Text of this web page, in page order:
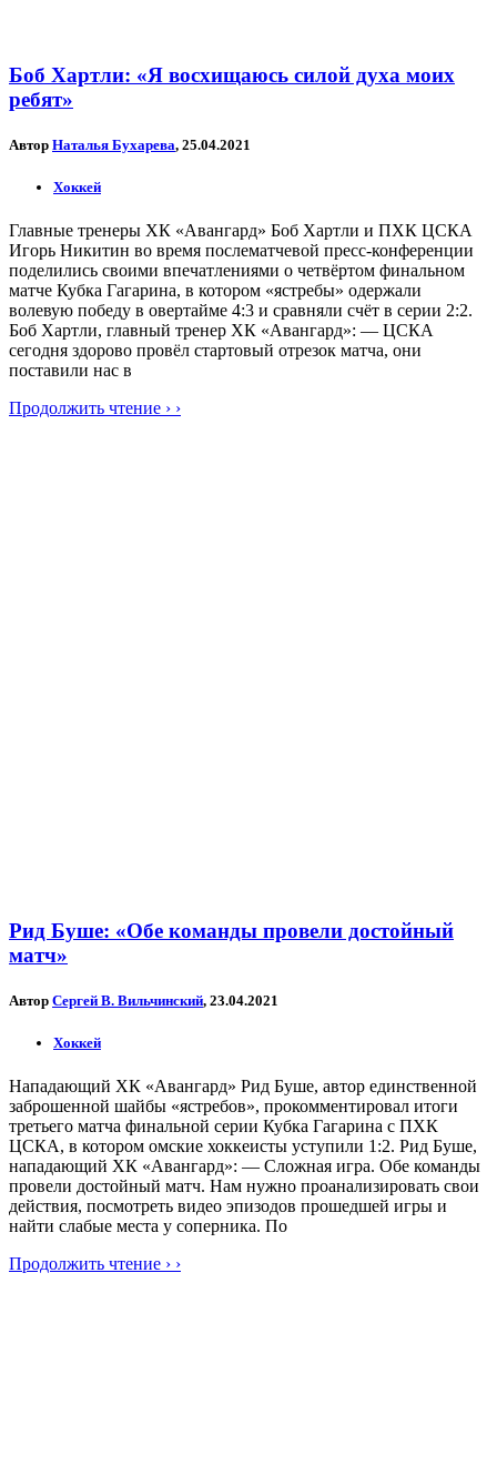
Боб Хартли: «Я восхищаюсь силой духа моих
ребят»
Автор Наталья Бухарева, 25.04.2021
Хоккей
Главные тренеры ХК «Авангард» Боб Хартли и ПХК ЦСКА
Игорь Никитин во время послематчевой пресс-конференции
поделились своими впечатлениями о четвёртом финальном
матче Кубка Гагарина, в котором «ястребы» одержали
волевую победу в овертайме 4:3 и сравняли счёт в серии 2:2.
Боб Хартли, главный тренер ХК «Авангард»: — ЦСКА
сегодня здорово провёл стартовый отрезок матча, они
поставили нас в
Продолжить чтение › ›
Рид Буше: «Обе команды провели достойный
матч»
Автор Сергей В. Вильчинский, 23.04.2021
Хоккей
Нападающий ХК «Авангард» Рид Буше, автор единственной
заброшенной шайбы «ястребов», прокомментировал итоги
третьего матча финальной серии Кубка Гагарина с ПХК
ЦСКА, в котором омские хоккеисты уступили 1:2. Рид Буше,
нападающий ХК «Авангард»: — Сложная игра. Обе команды
провели достойный матч. Нам нужно проанализировать свои
действия, посмотреть видео эпизодов прошедшей игры и
найти слабые места у соперника. По
Продолжить чтение › ›